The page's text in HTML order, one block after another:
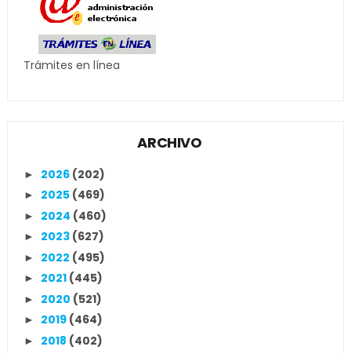
Trámites en línea
ARCHIVO
► 2026 (202)
► 2025 (469)
► 2024 (460)
► 2023 (627)
► 2022 (495)
► 2021 (445)
► 2020 (521)
► 2019 (464)
► 2018 (402)